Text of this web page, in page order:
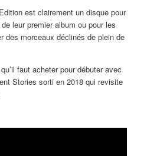
est clairement un disque pour
leur premier album ou pour les
des morceaux déclinés de plein de
faut acheter pour débuter avec
Stories sorti en 2018 qui revisite